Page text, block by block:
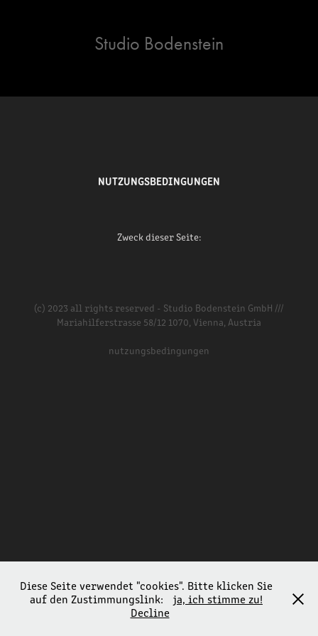
Studio Bodenstein
NUTZUNGSBEDINGUNGEN
Zweck dieser Seite:
(c) 2023 all rights reserved - Studio Bodenstein GmbH ///
Mariahilferstrasse 58/12 1070, Vienna, Austria
nutzungsbedingungen
Diese Seite verwendet "cookies". Bitte klicken Sie
auf den Zustimmungslink:
ja, ich stimme zu!
Decline